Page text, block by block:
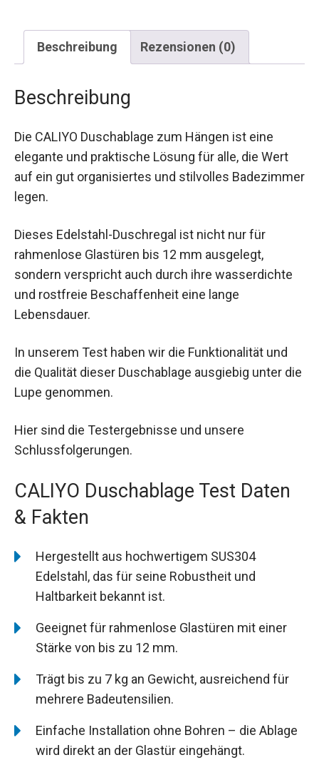
Beschreibung Rezensionen (0)
Beschreibung
Die CALIYO Duschablage zum Hängen ist eine
elegante und praktische Lösung für alle, die Wert
auf ein gut organisiertes und stilvolles Badezimmer
legen.
Dieses Edelstahl-Duschregal ist nicht nur für
rahmenlose Glastüren bis 12 mm ausgelegt,
sondern verspricht auch durch ihre wasserdichte
und rostfreie Beschaffenheit eine lange
Lebensdauer.
In unserem Test haben wir die Funktionalität und
die Qualität dieser Duschablage ausgiebig unter die
Lupe genommen.
Hier sind die Testergebnisse und unsere
Schlussfolgerungen.
CALIYO Duschablage Test Daten
& Fakten
Hergestellt aus hochwertigem SUS304
Edelstahl, das für seine Robustheit und
Haltbarkeit bekannt ist.
Geeignet für rahmenlose Glastüren mit einer
Stärke von bis zu 12 mm.
Trägt bis zu 7 kg an Gewicht, ausreichend für
mehrere Badeutensilien.
Einfache Installation ohne Bohren – die Ablage
wird direkt an der Glastür eingehängt.